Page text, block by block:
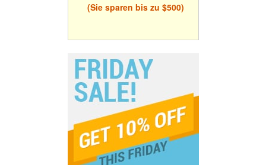
(Sie sparen bis zu $500)